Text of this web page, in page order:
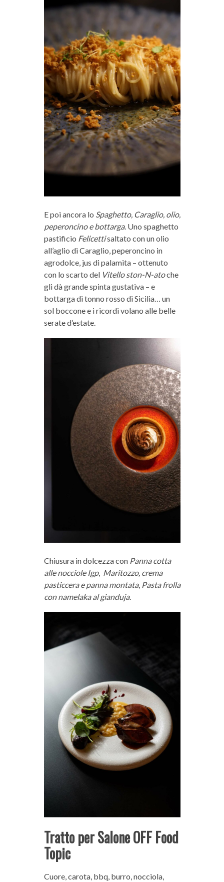
E poi ancora lo Spaghetto, Caraglio, olio,
peperoncino e bottarga. Uno spaghetto
pastificio Felicettisaltato con un olio
all’aglio di Caraglio, peperoncino in
agrodolce, jus di palamita – ottenuto
con lo scarto del Vitello ston-N-atoche
gli dà grande spinta gustativa – e
bottarga di tonno rosso di Sicilia… un
sol boccone e i ricordi volano alle belle
serate d’estate.
Chiusura in dolcezza con Panna cotta
alle nocciole Igp, Maritozzo, crema
pasticcera e panna montata, Pasta frolla
con namelaka al gianduja.
Tratto per Salone OFF Food
Topic
Cuore, carota, bbq, burro, nocciola,